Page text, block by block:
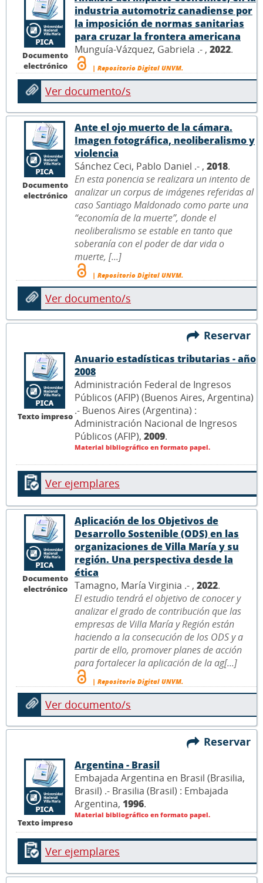
Documento
electrónico
industria automotriz canadiense por
la imposición de normas sanitarias
para cruzar la frontera americana
Munguía-Vázquez, Gabriela .- , 2022.
| Repositorio Digital UNVM.
Ver documento/s
Documento
electrónico
Ante el ojo muerto de la cámara.
Imagen fotográfica, neoliberalismo y
violencia
Sánchez Ceci, Pablo Daniel .- , 2018.
En esta ponencia se realizara un intento de
analizar un corpus de imágenes referidas al
caso Santiago Maldonado como parte una
“economía de la muerte”, donde el
neoliberalismo se estable en tanto que
soberanía con el poder de dar vida o
muerte, [...]
| Repositorio Digital UNVM.
Ver documento/s
Reservar
Texto impreso
Anuario estadísticas tributarias - año
2008
Administración Federal de Ingresos
Públicos (AFIP) (Buenos Aires, Argentina)
.- Buenos Aires (Argentina) :
Administración Nacional de Ingresos
Públicos (AFIP), 2009.
Material bibliográfico en formato papel.
Ver ejemplares
Documento
electrónico
Aplicación de los Objetivos de
Desarrollo Sostenible (ODS) en las
organizaciones de Villa María y su
región. Una perspectiva desde la
ética
Tamagno, María Virginia .- , 2022.
El estudio tendrá el objetivo de conocer y
analizar el grado de contribución que las
empresas de Villa María y Región están
haciendo a la consecución de los ODS y a
partir de ello, promover planes de acción
para fortalecer la aplicación de la ag[...]
| Repositorio Digital UNVM.
Ver documento/s
Reservar
Texto impreso
Argentina - Brasil
Embajada Argentina en Brasil (Brasilia,
Brasil) .- Brasilia (Brasil) : Embajada
Argentina, 1996.
Material bibliográfico en formato papel.
Ver ejemplares